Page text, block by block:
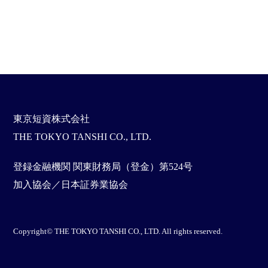
東京短資株式会社
THE TOKYO TANSHI CO., LTD.
登録金融機関 関東財務局（登金）第524号
加入協会／日本証券業協会
Copyright© THE TOKYO TANSHI CO., LTD. All rights reserved.